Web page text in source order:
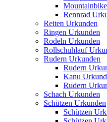
Rennrad
Reiten Urkunden
Ringen Urkunden
Rodeln Urkunden
Rollschuhlauf
Rudern Urkunden
Rudern
Kanu
Rudern
Schach Urkunden
Schützen Urkunden
Schützen